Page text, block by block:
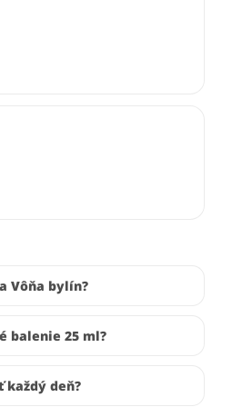
Vôňa bylín?
balenie 25 ml?
každý deň?